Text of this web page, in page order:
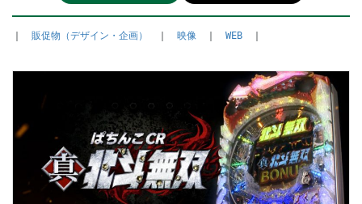
｜ 販促物（デザイン・企画） ｜ 映像 ｜ WEB ｜